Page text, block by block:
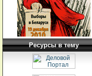
Ресурсы в тему